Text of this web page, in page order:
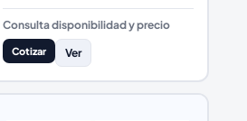
Consulta disponibilidad y precio
Cotizar Ver